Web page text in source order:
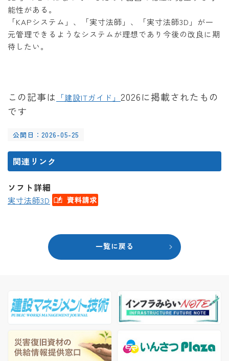
能性がある。
「KAPシステム」、「実寸法師」、「実寸法師3D」が一
元管理できるようなシステムが理想であり今後の改良に期
待したい。
この記事は 「建設ITガイド」 2026に掲載されたもの
です
公開日：2026-05-25
関連リンク
ソフト詳細
実寸法師3D
一覧に戻る